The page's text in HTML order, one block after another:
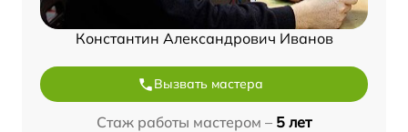
Константин Александрович Иванов
Вызвать мастера
Стаж работы мастером – 5 лет